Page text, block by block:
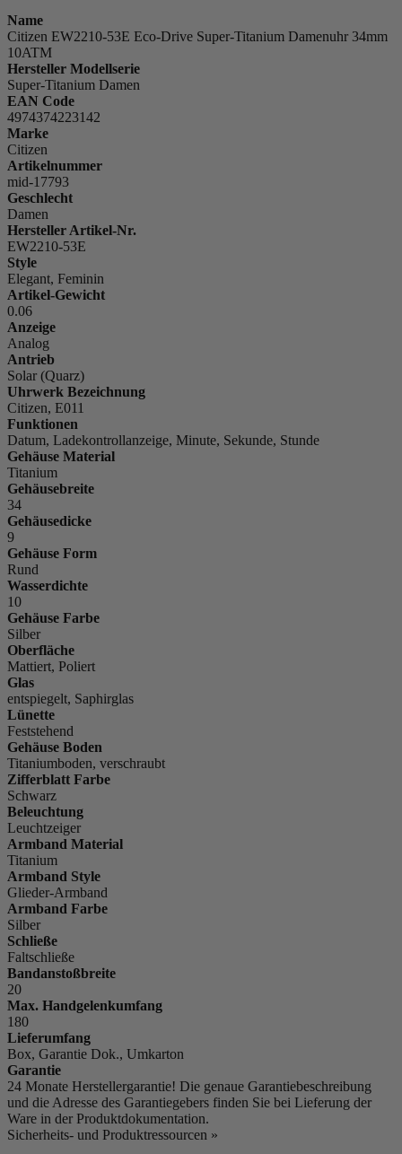
Name
Citizen EW2210-53E Eco-Drive Super-Titanium Damenuhr 34mm
10ATM
Hersteller Modellserie
Super-Titanium Damen
EAN Code
4974374223142
Marke
Citizen
Artikelnummer
mid-17793
Geschlecht
Damen
Hersteller Artikel-Nr.
EW2210-53E
Style
Elegant, Feminin
Artikel-Gewicht
0.06
Anzeige
Analog
Antrieb
Solar (Quarz)
Uhrwerk Bezeichnung
Citizen, E011
Funktionen
Datum, Ladekontrollanzeige, Minute, Sekunde, Stunde
Gehäuse Material
Titanium
Gehäusebreite
34
Gehäusedicke
9
Gehäuse Form
Rund
Wasserdichte
10
Gehäuse Farbe
Silber
Oberfläche
Mattiert, Poliert
Glas
entspiegelt, Saphirglas
Lünette
Feststehend
Gehäuse Boden
Titaniumboden, verschraubt
Zifferblatt Farbe
Schwarz
Beleuchtung
Leuchtzeiger
Armband Material
Titanium
Armband Style
Glieder-Armband
Armband Farbe
Silber
Schließe
Faltschließe
Bandanstoßbreite
20
Max. Handgelenkumfang
180
Lieferumfang
Box, Garantie Dok., Umkarton
Garantie
24 Monate Herstellergarantie! Die genaue Garantiebeschreibung
und die Adresse des Garantiegebers finden Sie bei Lieferung der
Ware in der Produktdokumentation.
Sicherheits- und Produktressourcen »